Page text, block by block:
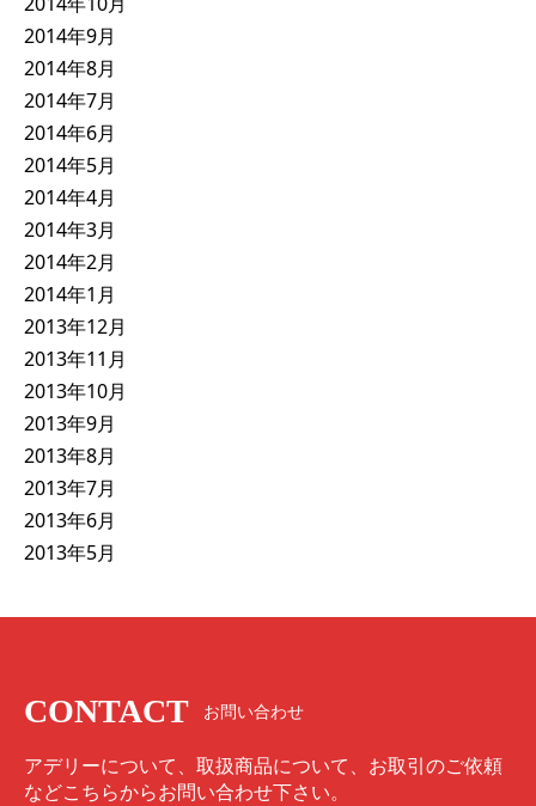
2014年9月
2014年8月
2014年7月
2014年6月
2014年5月
2014年4月
2014年3月
2014年2月
2014年1月
2013年12月
2013年11月
2013年10月
2013年9月
2013年8月
2013年7月
2013年6月
2013年5月
CONTACT お問い合わせ
アデリーについて、取扱商品について、お取引のご依頼
などこちらからお問い合わせ下さい。